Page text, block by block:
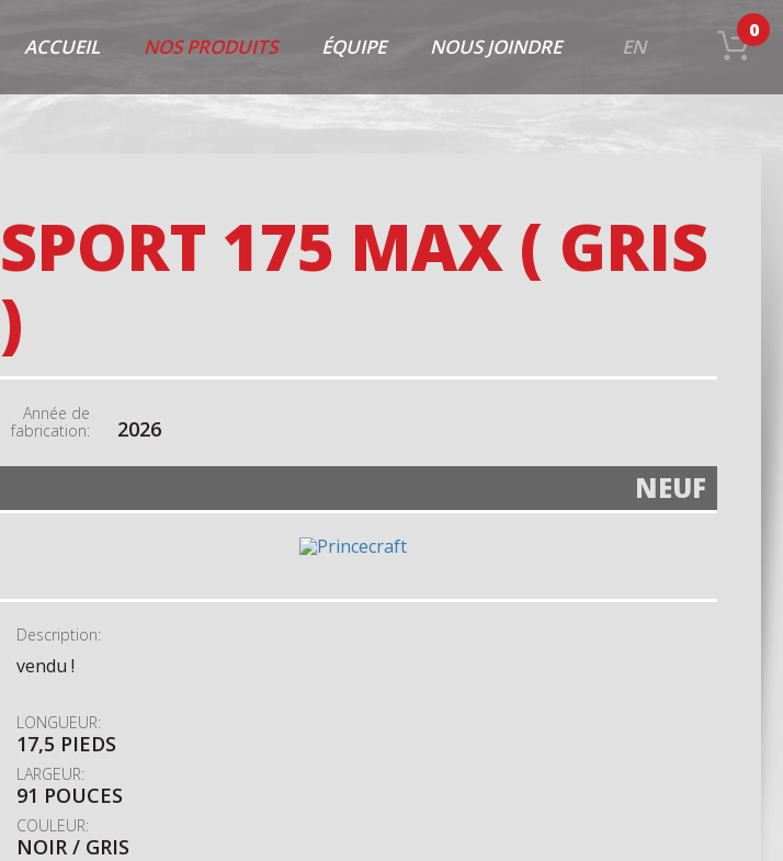
ACCUEIL NOS PRODUITS ÉQUIPE NOUS JOINDRE EN
0
SPORT 175 MAX ( GRIS
)
Année de
fabrication:
2026
NEUF
Description:
vendu !
LONGUEUR:
17,5 PIEDS
LARGEUR:
91 POUCES
COULEUR:
NOIR / GRIS